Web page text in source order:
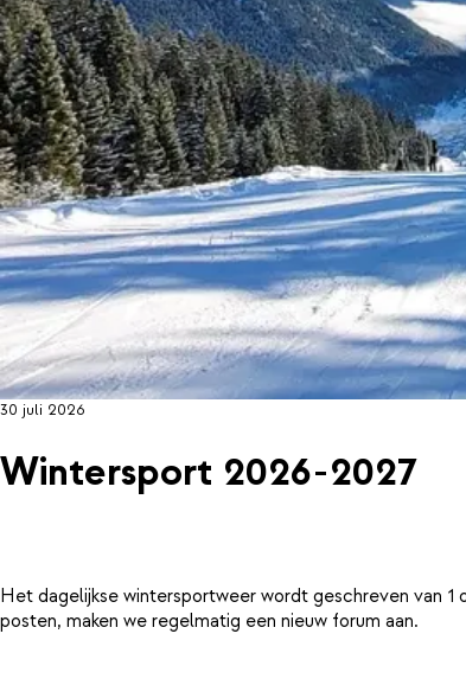
30 juli 2026
Wintersport 2026-2027
Het dagelijkse wintersportweer wordt geschreven van
posten, maken we regelmatig een nieuw forum aan.